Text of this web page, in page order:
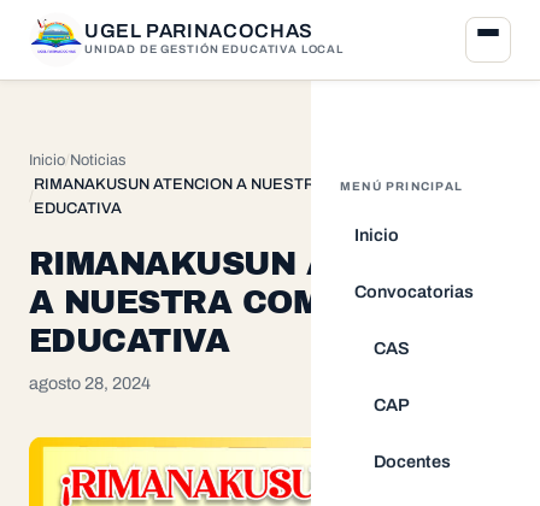
UGEL PARINACOCHAS
UNIDAD DE GESTIÓN EDUCATIVA LOCAL
MENÚ PRINCIPAL
Inicio
Convocatorias
CAS
CAP
Docentes
Inicio Noticias
RIMANAKUSUN ATENCION A NUESTRA COMUNIDAD
EDUCATIVA
RIMANAKUSUN ATENCION
A NUESTRA COMUNIDAD
EDUCATIVA
agosto 28, 2024